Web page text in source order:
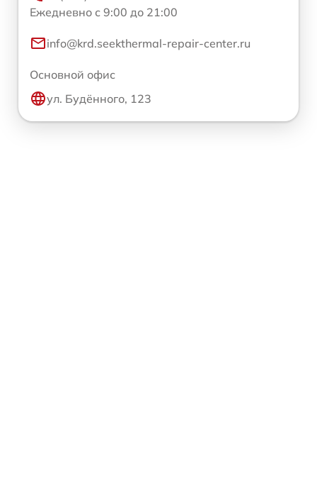
Ежедневно с 9:00 до 21:00
info@krd.seekthermal-repair-center.ru
Основной офис
ул. Будённого, 123